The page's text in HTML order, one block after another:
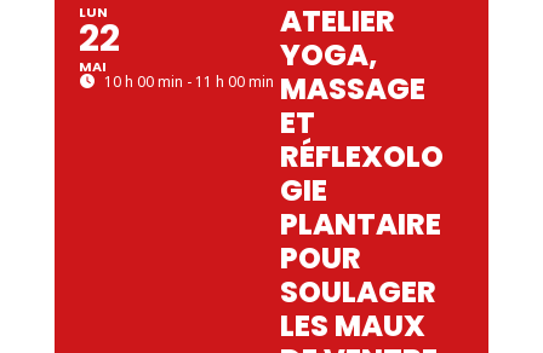
LUN
22
MAI
10 h 00 min - 11 h 00 min
ATELIER
YOGA,
MASSAGE
ET
RÉFLEXOLO
GIE
PLANTAIRE
POUR
SOULAGER
LES MAUX